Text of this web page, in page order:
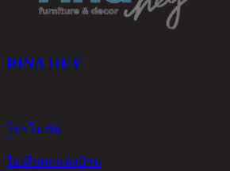
RINA HEY
โปรโมชัน
ไอเดียตกแต่งบ้าน